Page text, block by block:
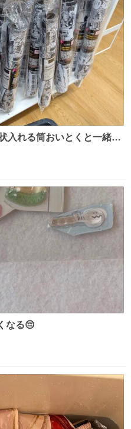
入れる筒おいとくと一緒に
なる😔